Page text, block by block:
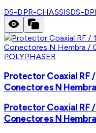
DS-DPR-CHASSISDS-
POLYPHASER
Protector Coaxial RF
Conectores N
Protector Coaxial RF
Conectores N